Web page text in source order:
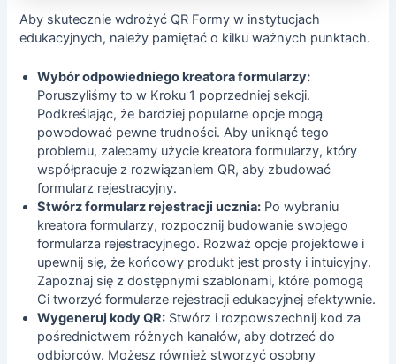
Aby skutecznie wdrożyć QR Formy w instytucjach
edukacyjnych, należy pamiętać o kilku ważnych punktach.
Wybór odpowiedniego kreatora formularzy:
Poruszyliśmy to w Kroku 1 poprzedniej sekcji.
Podkreślając, że bardziej popularne opcje mogą
powodować pewne trudności. Aby uniknąć tego
problemu, zalecamy użycie kreatora formularzy, który
współpracuje z rozwiązaniem QR, aby zbudować
formularz rejestracyjny.
Stwórz formularz rejestracji ucznia: Po wybraniu
kreatora formularzy, rozpocznij budowanie swojego
formularza rejestracyjnego. Rozważ opcje projektowe i
upewnij się, że końcowy produkt jest prosty i intuicyjny.
Zapoznaj się z dostępnymi szablonami, które pomogą
Citworzyć formularze rejestracji edukacyjnej efektywnie.
Wygeneruj kody QR: Stwórz i rozpowszechnij kod za
pośrednictwem różnych kanałów, aby dotrzeć do
odbiorców. Możesz również stworzyć osobny